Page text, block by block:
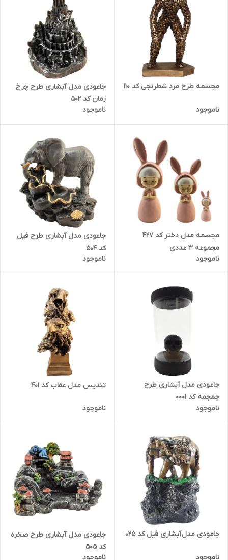
مجسمه طرح مرد شطرنجی کد 110
ناموجود
جاعودی مدل آبشاری طرح چرخ
زمان کد 502
ناموجود
مجسمه مدل دختر کد 427
مجموعه 3 عددی
ناموجود
جاعودی مدل آبشاری طرح فیل
کد 504
ناموجود
جاعودی مدل آبشاری طرح
جمجمه کد 0001
ناموجود
تندیس مدل عقاب کد 401
ناموجود
جاعودی مدل آبشاری فیل کد 025
ناموجود
جاعودی مدل آبشاری طرح صخره
کد 505
ناموجود